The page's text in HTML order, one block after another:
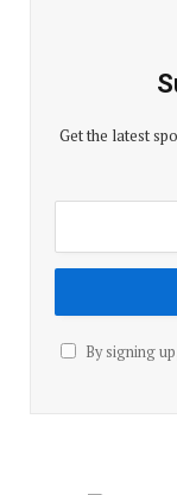
Get the latest
By signing